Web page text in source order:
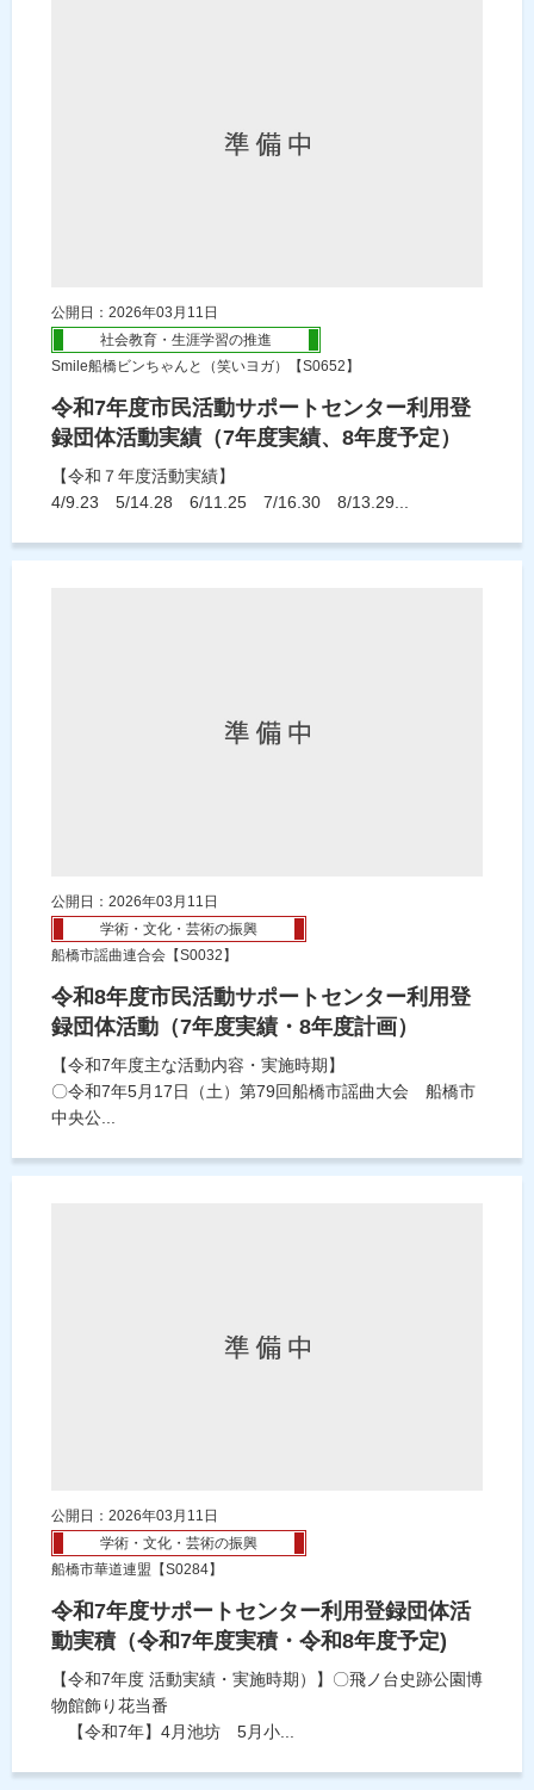
公開日：2026年03月11日
社会教育・生涯学習の推進
Smile船橋ビンちゃんと（笑いヨガ）【S0652】
令和7年度市民活動サポートセンター利用登
録団体活動実績（7年度実績、8年度予定）
【令和７年度活動実績】
4/9.23 5/14.28 6/11.25 7/16.30 8/13.29...
公開日：2026年03月11日
学術・文化・芸術の振興
船橋市謡曲連合会【S0032】
令和8年度市民活動サポートセンター利用登
録団体活動（7年度実績・8年度計画）
【令和7年度主な活動内容・実施時期】
〇令和7年5月17日（土）第79回船橋市謡曲大会 船橋市
中央公...
公開日：2026年03月11日
学術・文化・芸術の振興
船橋市華道連盟【S0284】
令和7年度サポートセンター利用登録団体活
動実積（令和7年度実積・令和8年度予定)
【令和7年度 活動実績・実施時期）】〇飛ノ台史跡公園博
物館飾り花当番
【令和7年】4月池坊 5月小...